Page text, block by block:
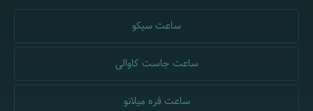
ساعت سیکو
ساعت جاست کاوالی
ساعت فره میلانو